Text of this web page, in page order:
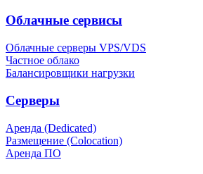
Облачные сервисы
Облачные серверы VPS/VDS
Частное облако
Балансировщики нагрузки
Серверы
Аренда (Dedicated)
Размещение (Colocation)
Аренда ПО